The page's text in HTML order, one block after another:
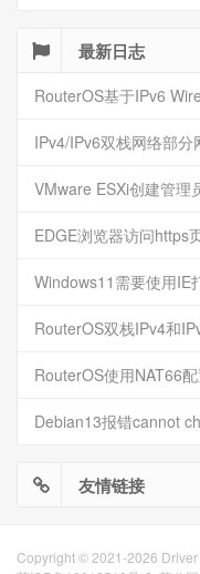
最新日志
RouterOS基于IPv6
IPv4/IPv6双栈网络部分
VMware ESXi创建管理
Windows11需要使用IE
RouterOS双栈IPv4和
RouterOS使用NAT66
Debian13报错cannot
友情链接
Copyright © 2021-2026